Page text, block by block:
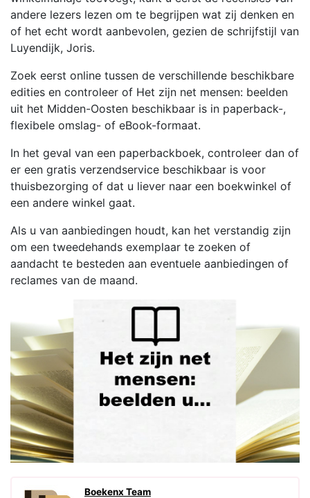
andere lezers lezen om te begrijpen wat zij denken en
of het echt wordt aanbevolen, gezien de schrijfstijl van
Luyendijk, Joris.
Zoek eerst online tussen de verschillende beschikbare
edities en controleer of Het zijn net mensen: beelden
uit het Midden-Oosten beschikbaar is in paperback-,
flexibele omslag- of eBook-formaat.
In het geval van een paperbackboek, controleer dan of
er een gratis verzendservice beschikbaar is voor
thuisbezorging of dat u liever naar een boekwinkel of
een andere winkel gaat.
Als u van aanbiedingen houdt, kan het verstandig zijn
om een tweedehands exemplaar te zoeken of
aandacht te besteden aan eventuele aanbiedingen of
reclames van de maand.
Boekenx Team